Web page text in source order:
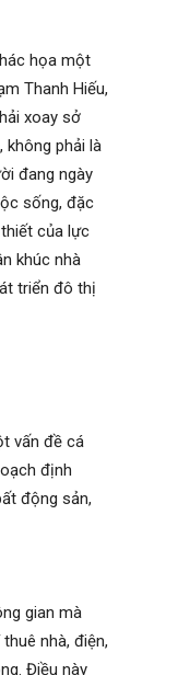
họa một
Thanh Hiếu,
xoay sở
không phải là
đang ngày
sống, đặc
của lực
khúc nhà
triển đô thị
vấn đề cá
định
động sản,
gian mà
nhà, điện,
Điều này